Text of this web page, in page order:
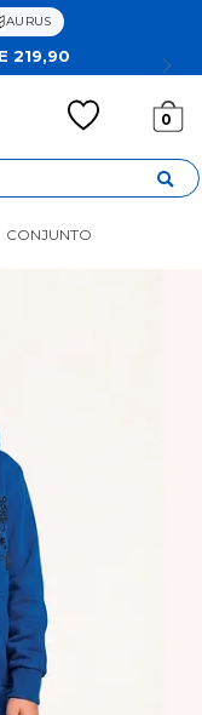
AURUS
219,90
0
CONJUNTO